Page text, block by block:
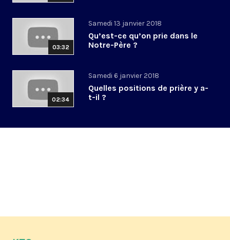
03:32
Samedi 13 janvier 2018
Qu’est-ce qu’on prie dans le
Notre-Père ?
02:34
Samedi 6 janvier 2018
Quelles positions de prière y a-
t-il ?